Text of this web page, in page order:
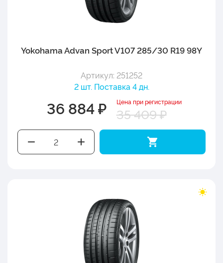
Yokohama Advan Sport V107 285/30 R19 98Y
Артикул: 251252
2 шт. Поставка 4 дн.
36 884 ₽ Цена при регистрации
35 409 ₽